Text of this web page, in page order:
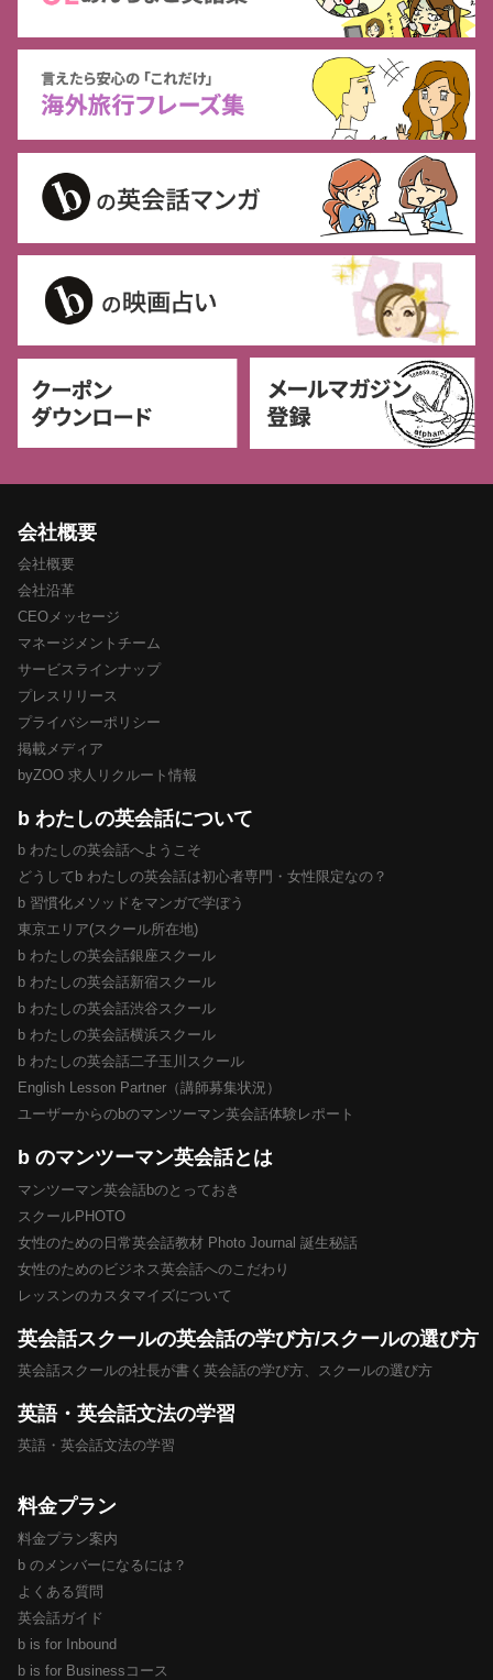
会社概要
会社概要
会社沿革
CEOメッセージ
マネージメントチーム
サービスラインナップ
プレスリリース
プライバシーポリシー
掲載メディア
byZOO 求人リクルート情報
b わたしの英会話について
b わたしの英会話へようこそ
どうしてb わたしの英会話は初心者専門・女性限定なの？
b 習慣化メソッドをマンガで学ぼう
東京エリア(スクール所在地)
b わたしの英会話銀座スクール
b わたしの英会話新宿スクール
b わたしの英会話渋谷スクール
b わたしの英会話横浜スクール
b わたしの英会話二子玉川スクール
English Lesson Partner（講師募集状況）
ユーザーからのbのマンツーマン英会話体験レポート
b のマンツーマン英会話とは
マンツーマン英会話bのとっておき
スクールPHOTO
女性のための日常英会話教材 Photo Journal 誕生秘話
女性のためのビジネス英会話へのこだわり
レッスンのカスタマイズについて
英会話スクールの英会話の学び方/スクールの選び方
英会話スクールの社長が書く英会話の学び方、スクールの選び方
英語・英会話文法の学習
英語・英会話文法の学習
料金プラン
料金プラン案内
b のメンバーになるには？
よくある質問
英会話ガイド
b is for Inbound
b is for Businessコース